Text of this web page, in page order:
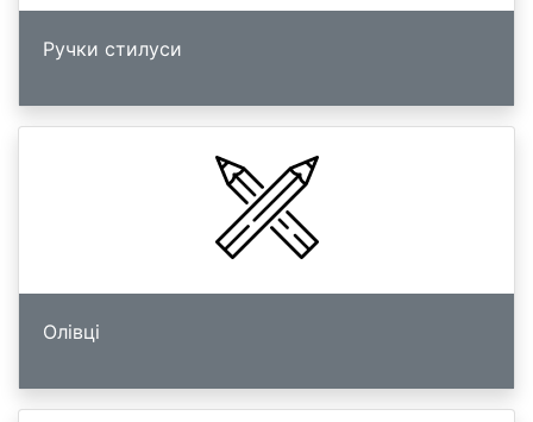
Ручки стилуси
Олівці